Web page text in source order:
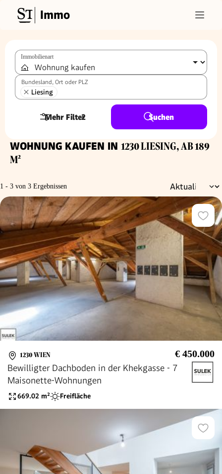
Immo
Immobilienart
Bundesland, Ort oder PLZ
Liesing
Mehr Filter
2 Suchen
WOHNUNG KAUFEN IN 1230 LIESING, AB 189
M²
1 - 3 von 3 Ergebnissen
1230 WIEN € 450.000
Bewilligter Dachboden in der Khekgasse - 7
Maisonette-Wohnungen
669.02 m² Freifläche